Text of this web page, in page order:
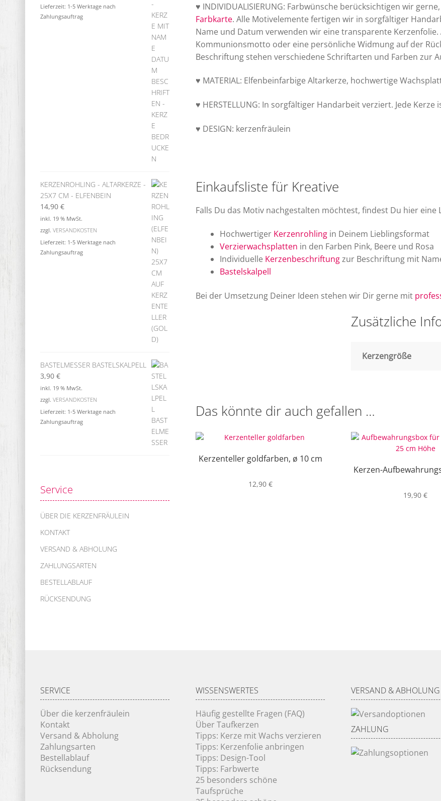
♥ INDIVIDUALISIERUNG: Farbwünsche berücksichtigen wir
Farbkarte. Alle Motivelemente fertigen wir in sorgfältiger
Name und Datum verwenden wir eine transparente
Kommunionsmotto oder eine persönliche Widmung auf der
Beschriftung stehen verschiedene Schriftarten und Farben zur
♥ MATERIAL: Elfenbeinfarbige Altarkerze, hochwertige
♥ HERSTELLUNG: In sorgfältiger Handarbeit verziert. Jede Kerze
♥ DESIGN: kerzenfräulein
Einkaufsliste für Kreative
Falls Du das Motiv nachgestalten möchtest, findest Du hier
Hochwertiger Kerzenrohlingin Deinem Lieblingsformat
Verzierwachsplatten in den Farben Pink, Beere und Rosa
Individuelle Kerzenbeschriftungzur Beschriftung mit
Bastelskalpell
Bei der Umsetzung Deiner Ideen stehen wir Dir gerne mit
Zusätzliche
Kerzengröße
Das könnte dir auch gefallen …
Kerzenteller goldfarben, ø 10 cm
12,90 €
Kerzen-
19,90€
Lieferzeit: 1-5 Werktage nach
Zahlungsauftrag
KERZENROHLING - ALTARKERZE -
25X7 CM - ELFENBEIN
14,90 €
inkl. 19 % MwSt.
zzgl. VERSANDKOSTEN
Lieferzeit: 1-5 Werktage nach
Zahlungsauftrag
BASTELMESSER BASTELSKALPELL
3,90 €
inkl. 19 % MwSt.
zzgl. VERSANDKOSTEN
Lieferzeit: 1-5 Werktage nach
Zahlungsauftrag
Service
ÜBER DIE KERZENFRÄULEIN
KONTAKT
VERSAND & ABHOLUNG
ZAHLUNGSARTEN
BESTELLABLAUF
RÜCKSENDUNG
SERVICE
Über die kerzenfräulein
Kontakt
Versand & Abholung
Zahlungsarten
Bestellablauf
Rücksendung
WISSENSWERTES
Häufig gestellte Fragen (FAQ)
Über Taufkerzen
Tipps: Kerze mit Wachs verzieren
Tipps: Kerzenfolie anbringen
Tipps: Design-Tool
Tipps: Farbwerte
25 besonders schöne
Taufsprüche
VERSAND & ABHOLUNG
ZAHLUNG